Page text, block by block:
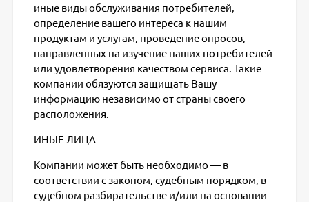
иные виды обслуживания потребителей,
определение вашего интереса к нашим
продуктам и услугам, проведение опросов,
направленных на изучение наших потребителей
или удовлетворения качеством сервиса. Такие
компании обязуются защищать Вашу
информацию независимо от страны своего
расположения.
ИНЫЕ ЛИЦА
Компании может быть необходимо — в
соответствии с законом, судебным порядком, в
судебном разбирательстве и/или на основании